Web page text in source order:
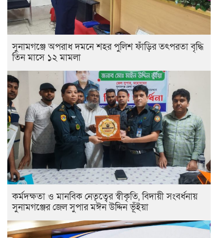
সুনামগঞ্জে অপরাধ দমনে শহর পুলিশ ফাঁড়ির তৎপরতা বৃদ্ধি
তিন মাসে ১২ মামলা
কর্মদক্ষতা ও মানবিক নেতৃত্বের স্বীকৃতি, বিদায়ী সংবর্ধনায়
সুনামগঞ্জের জেল সুপার মঈন উদ্দিন ভূঁইয়া